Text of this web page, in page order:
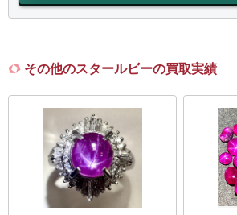
その他のスタールビーの買取実績